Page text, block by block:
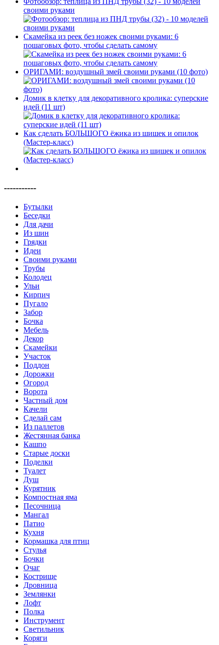
своими руками
Скамейка из реек без ножек своими руками: 6
пошаговых фото, чтобы сделать самому
ОРИГАМИ: воздушный змей своими руками (10 фото)
Домик в клетку для декоративного кролика: суперские
идей (11 шт)
Как сделать БОЛЬШОГО ёжика из шишек и опилок
(Мастер-класс)
-----------
Бутылки
Беседки
Для дачи
Из шин
Грядки
Идеи
Своими руками
Трубы
Колодец
Ульи
Кирпич
Пугало
Забор
Бочка
Мебель
Декор
Скамейки
Участок
Поддон
Дорожки
Огород
Ворота
Частный дом
Качели
Сделай сам
Из паллетов
Жестянная банка
Кашпо
Старые доски
Поделки
Туалет
Душ
Курятник
Компостная яма
Песочница
Мангал
Патио
Кухня
Кормашка для птиц
Стулья
Бочки
Очаг
Кострище
Дровница
Землянки
Лофт
Полка
Инструмент
Светильник
Коряги